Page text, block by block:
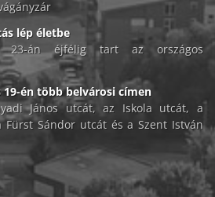
lép életbe
23-án éjfélig tart az országos
én több belvárosi címen
János utcát, az Iskola utcát, a
Fürst Sándor utcát és a Szent István